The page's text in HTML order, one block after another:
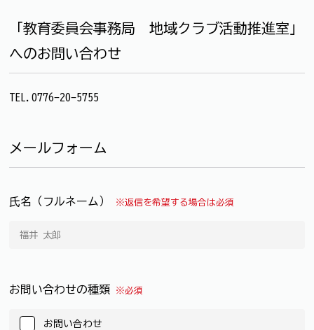
「教育委員会事務局 地域クラブ活動推進室」
へのお問い合わせ
TEL.0776-20-5755
メールフォーム
氏名（フルネーム） ※返信を希望する場合は必須
お問い合わせの種類 ※必須
お問い合わせ